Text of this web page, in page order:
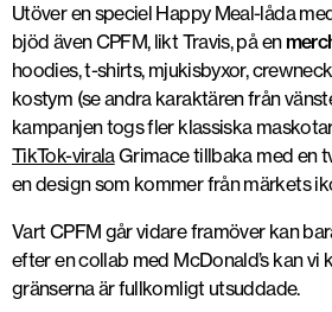
Utöver en speciel Happy Meal-låda
bjöd även CPFM, likt Travis, på en
hoodies, t-shirts, mjukisbyxor,
kostym (se andra karaktären från
kampanjen togs fler klassiska
TikTok-viralaGrimace tillbaka med en
en design som kommer från märkets
Vart CPFM går vidare framöver kan
efter en collab med McDonald’s kan vi
gränserna är fullkomligt utsuddade.